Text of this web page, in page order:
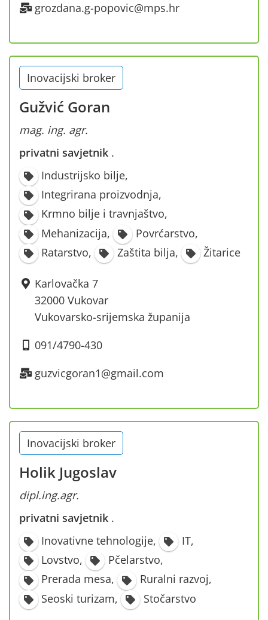
grozdana.g-popovic@mps.hr
Inovacijski broker
Gužvić Goran
mag. ing. agr.
privatni savjetnik ·
Industrijsko bilje,
Integrirana proizvodnja,
Krmno bilje i travnjaštvo,
Mehanizacija, Povrćarstvo,
Ratarstvo, Zaštita bilja, Žitarice
Karlovačka 7
32000 Vukovar
Vukovarsko-srijemska županija
091/4790-430
guzvicgoran1@gmail.com
Inovacijski broker
Holik Jugoslav
dipl.ing.agr.
privatni savjetnik ·
Inovativne tehnologije, IT,
Lovstvo, Pčelarstvo,
Prerada mesa, Ruralni razvoj,
Seoski turizam, Stočarstvo